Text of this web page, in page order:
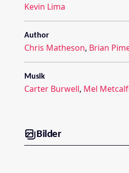
Kevin Lima
Author
Chris Matheson, Brian
Musik
Carter Burwell, Mel
Bilder